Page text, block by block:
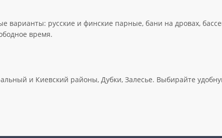
варианты: русские и финские парные, бани на дровах,
время.
и Киевский районы, Дубки, Залесье. Выбирайте